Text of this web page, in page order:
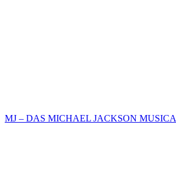
MJ – DAS MICHAEL JACKSON